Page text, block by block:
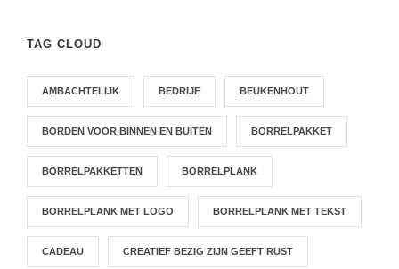
TAG CLOUD
AMBACHTELIJK BEDRIJF BEUKENHOUT
BORDEN VOOR BINNEN EN BUITEN BORRELPAKKET
BORRELPAKKETTEN BORRELPLANK
BORRELPLANK MET LOGO BORRELPLANK MET TEKST
CADEAU CREATIEF BEZIG ZIJN GEEFT RUST